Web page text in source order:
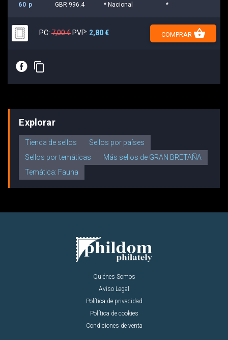
60 p
GBR 996.4 * Nacional *
PC: 7,00 € PVP: 2,80 € COMPRAR shopping_basket
E content_copy
Explorar
Tienda de sellos
Sellos por países
Sellos por temáticas
Más sellos de GRAN BRETAÑA
Temática: Fauna
Quiénes Somos
Aviso Legal
Política de privacidad
Política de cookies
Condiciones de venta